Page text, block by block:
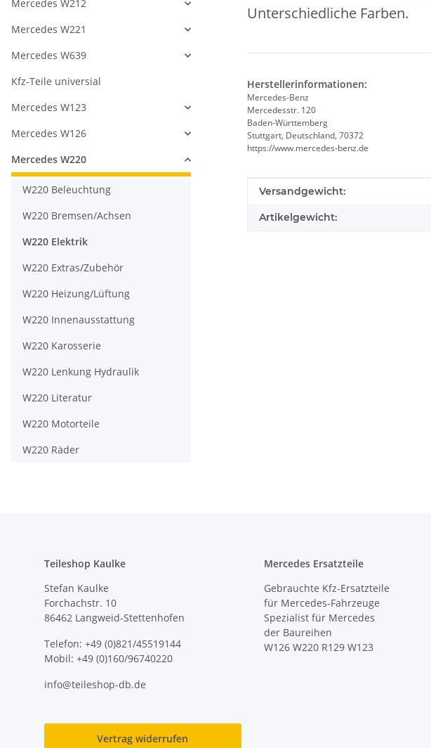
Unterschiedliche Farben.
Herstellerinformationen:
Mercedes-Benz
Mercedesstr. 120
Baden-Württemberg
Stuttgart, Deutschland, 70372
https://www.mercedes-benz.de
Produkteigenschaft
Wert
Versandgewicht:
Artikelgewicht:
Mercedes W212
Mercedes W221
Mercedes W639
Kfz-Teile universial
Mercedes W123
Mercedes W126
Mercedes W220
W220 Beleuchtung
W220 Bremsen/Achsen
W220 Elektrik
W220 Extras/Zubehör
W220 Heizung/Lüftung
W220 Innenausstattung
W220 Karosserie
W220 Lenkung Hydraulik
W220 Literatur
W220 Motorteile
W220 Räder
Teileshop Kaulke
Stefan Kaulke
Forchachstr. 10
86462 Langweid-Stettenhofen
Telefon: +49 (0)821/45519144
Mobil: +49 (0)160/96740220
info@teileshop-db.de
Mercedes Ersatzteile
Gebrauchte Kfz-Ersatzteile
für Mercedes-Fahrzeuge
Spezialist für Mercedes
der Baureihen
W126 W220 R129 W123
Vertrag widerrufen